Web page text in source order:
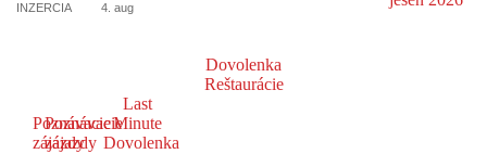
INZERCIA 4. aug
Dovolenka
Reštaurácie
Poznávacie
zájazdy
Poznávacie
zájazdy
Last
Minute
Dovolenka